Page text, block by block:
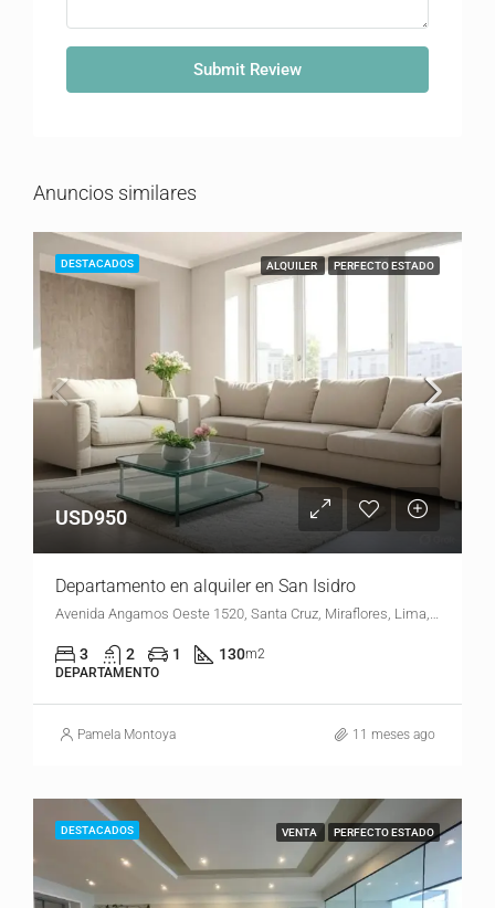
Submit Review
Anuncios similares
DESTACADOS ALQUILER PERFECTO ESTADO
USD950
Departamento en alquiler en San Isidro
3 2 1 130m2
DEPARTAMENTO
Pamela Montoya 11 meses ago
DESTACADOS VENTA PERFECTO ESTADO